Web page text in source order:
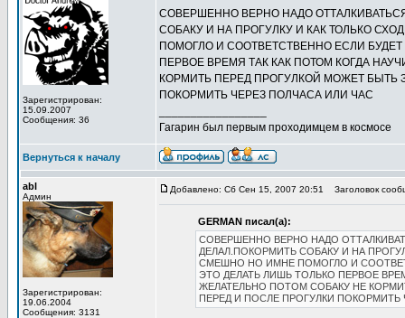
Зарегистрирован:
15.09.2007
Сообщения: 36
СОВЕРШЕННО ВЕРНО НАДО
СОБАКУ И НА ПРОГУЛКУ И КАК ТОЛЬКО
ПОМОГЛО И СООТВЕТСТВЕННО ЕСЛИ БУДЕТ
ПЕРВОЕ ВРЕМЯ ТАК КАК ПОТОМ КОГДА
КОРМИТЬ ПЕРЕД ПРОГУЛКОЙ МОЖЕТ БЫТЬ
ПОКОРМИТЬ ЧЕРЕЗ ПОЛЧАСА ИЛИ ЧАС
Гагарин был первым проходимцем в космосе
Вернуться к началу
abl
Админ
Зарегистрирован:
19.06.2004
Сообщения: 3131
Добавлено: Сб Сен 15, 2007 20:51 Заголовок
GERMAN писал(а):
СОВЕРШЕННО ВЕРНО НАДО
ДЕЛАЛ.ПОКОРМИТЬ СОБАКУ И НА
СМЕШНО НО ИМНЕ ПОМОГЛО И
ЭТО ДЕЛАТЬ ЛИШЬ ТОЛЬКО ПЕРВОЕ
ЖЕЛАТЕЛЬНО ПОТОМ СОБАКУ НЕ
ПЕРЕД И ПОСЛЕ ПРОГУЛКИ ПОКОРМИТЬ